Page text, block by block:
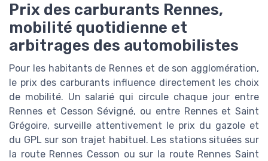
Prix des carburants Rennes,
mobilité quotidienne et
arbitrages des automobilistes
Pour les habitants de Rennes et de son agglomération,
le prix des carburants influence directement les choix
de mobilité. Un salarié qui circule chaque jour entre
Rennes et Cesson Sévigné, ou entre Rennes et Saint
Grégoire, surveille attentivement le prix du gazole et
du GPL sur son trajet habituel. Les stations situées sur
la route Rennes Cesson ou sur la route Rennes Saint